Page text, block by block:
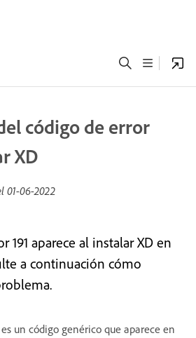
código de error
XD
01-06-2022
191 aparece al instalar XD en
a continuación cómo
es un código genérico que aparece en